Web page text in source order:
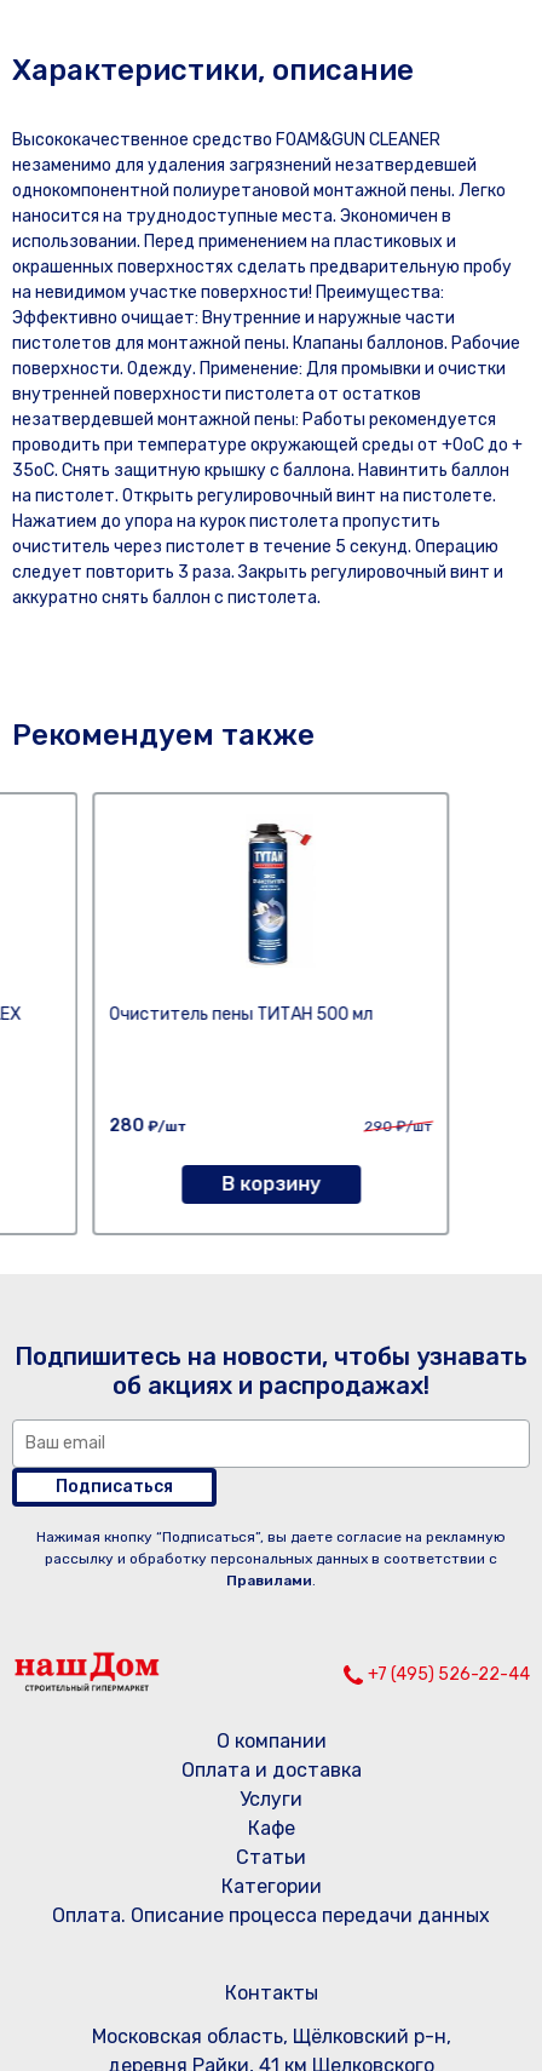
Характеристики, описание
Высококачественное средство FOAM&GUN CLEANER
незаменимо для удаления загрязнений незатвердевшей
однокомпонентной полиуретановой монтажной пены. Легко
наносится на труднодоступные места. Экономичен в
использовании. Перед применением на пластиковых и
окрашенных поверхностях сделать предварительную пробу
на невидимом участке поверхности! Преимущества:
Эффективно очищает: Внутренние и наружные части
пистолетов для монтажной пены. Клапаны баллонов. Рабочие
поверхности. Одежду. Применение: Для промывки и очистки
внутренней поверхности пистолета от остатков
незатвердевшей монтажной пены: Работы рекомендуется
проводить при температуре окружающей среды от +0oС до +
35oС. Снять защитную крышку с баллона. Навинтить баллон
на пистолет. Открыть регулировочный винт на пистолете.
Нажатием до упора на курок пистолета пропустить
очиститель через пистолет в течение 5 секунд. Операцию
следует повторить 3 раза. Закрыть регулировочный винт и
аккуратно снять баллон с пистолета.
Рекомендуем также
Очиститель пены ТИТАН 500 мл
280 ₽/шт 290₽/шт
В корзину
Подпишитесь на новости, чтобы узнавать
об акциях и распродажах!
Подписаться
Нажимая кнопку “Подписаться”, вы даете согласие на рекламную
рассылку и обработку персональных данных в соответствии с
Правилами.
+7 (495) 526-22-44
О компании
Оплата и доставка
Услуги
Кафе
Статьи
Категории
Оплата. Описание процесса передачи данных
Контакты
Московская область, Щёлковский р-н,
деревня Райки, 41 км Щелковского